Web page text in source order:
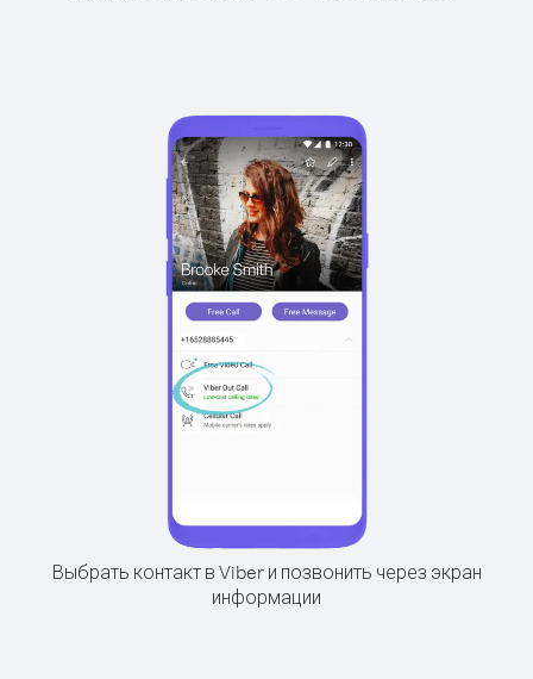
Выбрать контакт в Viber и позвонить через экран
информации